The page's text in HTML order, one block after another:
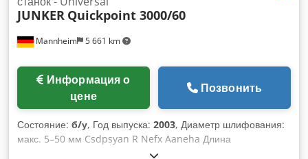
Mannheim 5 661 km
JUNKER Quickpoint 3000/60
цене
Позвонить
Состояние: б/у, Год выпуска: 2003, Диаметр шлифования:
макс. 5–50 мм Csdpsyan R Nefx Aaneha Длина
шлифования: 350 мм Длина заготовки: 50–300 мм Диаметр: